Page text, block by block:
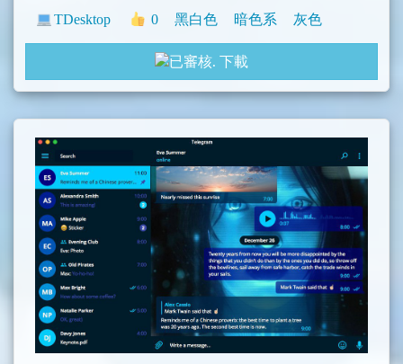
TDesktop 0 黑白色 暗色系 灰色
下載